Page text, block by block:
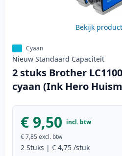
Bekijk
Cyaan
Nieuw Standaard Capaciteit
2 stuks Brother
cyaan (Ink Hero
€ 9,50 incl. btw
€ 7,85 excl. btw
2 Stuks | € 4,75 /stuk